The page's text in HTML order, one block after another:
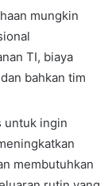
mungkin
TI, biaya
bahkan tim
untuk ingin
membutuhkan